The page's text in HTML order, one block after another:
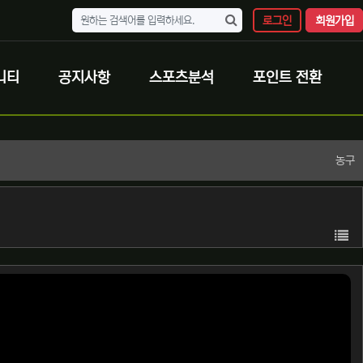
로그인 회원가입
티 공지사항 스포츠분석 포인트 전환
농구
목